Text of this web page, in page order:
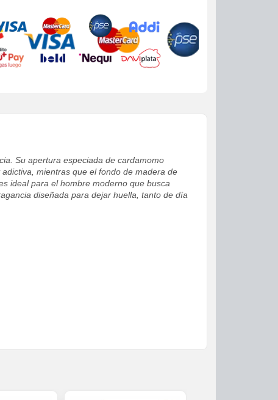
Su apertura especiada de cardamomo
mientras que el fondo de madera de
ideal para el hombre moderno que busca
diseñada para dejar huella, tanto de día